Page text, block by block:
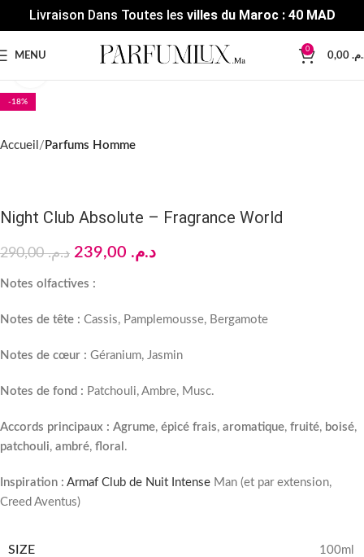
Livraison Dans Toutes les villes du Maroc : 40 MAD
MENU
0
-18%
Accueil Parfums Homme
Night Club Absolute – Fragrance World
د.م.290,00 د.م.
Notes olfactives :
Notes de tête : Cassis, Pamplemousse, Bergamote
Notes de cœur : Géranium, Jasmin
Notes de fond : Patchouli, Ambre, Musc.
Accords principaux : Agrume, épicé frais, aromatique, fruité, boisé,
patchouli, ambré, floral .
Inspiration : Armaf Club de Nuit Intense Man (et par extension,
Creed Aventus)
SIZE 100ml